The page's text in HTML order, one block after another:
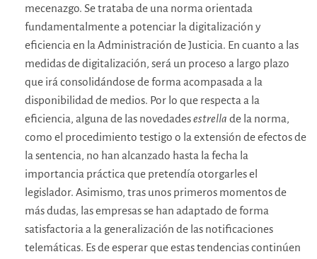
mecenazgo. Se trataba de una norma orientada
fundamentalmente a potenciar la digitalización y
eficiencia en la Administración de Justicia. En cuanto a las
medidas de digitalización, será un proceso a largo plazo
que irá consolidándose de forma acompasada a la
disponibilidad de medios. Por lo que respecta a la
eficiencia, alguna de las novedadesestrella de la norma,
como el procedimiento testigo o la extensión de efectos de
la sentencia, no han alcanzado hasta la fecha la
importancia práctica que pretendía otorgarles el
legislador. Asimismo, tras unos primeros momentos de
más dudas, las empresas se han adaptado de forma
satisfactoria a la generalización de las notificaciones
telemáticas. Es de esperar que estas tendencias continúen